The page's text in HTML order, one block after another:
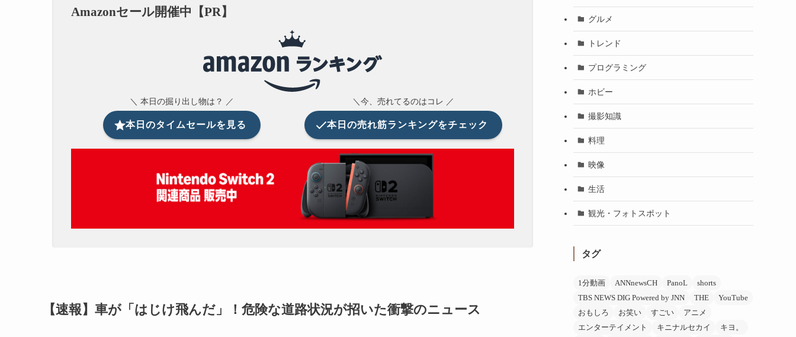
Amazonセール開催中【PR】
＼ 本日の掘り出し物は？ ／
本日のタイムセールを見る
＼今、売れてるのはコレ ／
本日の売れ筋ランキングをチェック
【速報】車が「はじけ飛んだ」！危険な道路状況が招いた衝撃のニュース
グルメ
トレンド
プログラミング
ホビー
撮影知識
料理
映像
生活
観光・フォトスポット
タグ
1分動画 ANNnewsCH PanoL
shorts
TBS NEWS DIG Powered by JNN
THE
YouTube
おもしろ
お笑い すごい
アニメ
エンターテイメント
キニナルセカイ
キヨ。